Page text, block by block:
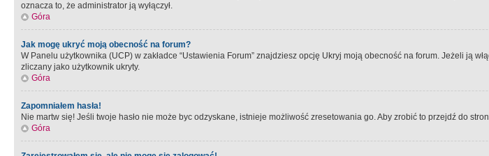
oznacza to, że administrator ją wyłączył.
Góra
Jak mogę ukryć moją obecność na forum?
W Panelu użytkownika (UCP) w zakładce “Ustawienia Forum” znajdziesz opcję Ukryj moją obecność na forum. Jeżeli ją
zliczany jako użytkownik ukryty.
Góra
Zapomniałem hasła!
Nie martw się! Jeśli twoje hasło nie może byc odzyskane, istnieje możliwość zresetowania go. Aby zrobić to przejdź do
Góra